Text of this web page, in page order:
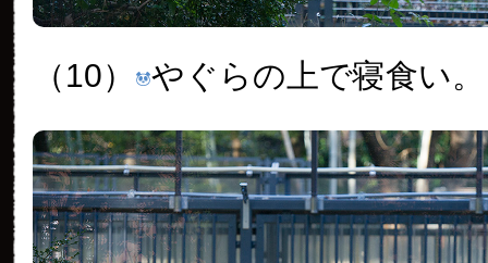
（10） やぐらの上で寝食い。